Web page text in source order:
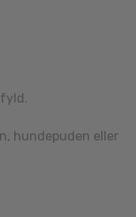
hundepuden eller